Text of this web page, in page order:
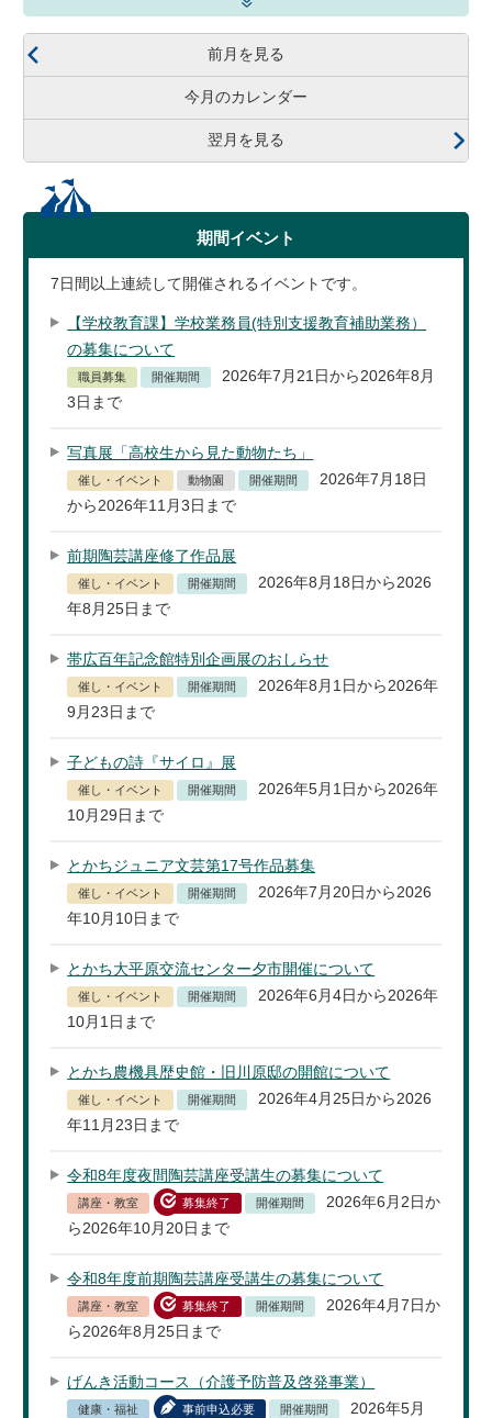
前月を見る
今月のカレンダー
翌月を見る
期間イベント
7 日間以上連続して開催されるイベントです。
【学校教育課】学校業務員(特別支援教育補助業務）
の募集について
職員募集 開催期間
2026年7月21日から2026年8月
3日まで
写真展「高校生から見た動物たち」
催し・イベント 動物園 開催期間
2026年7月18日
から2026年11月3日まで
前期陶芸講座修了作品展
催し・イベント 開催期間
2026年8月18日から2026
年8月25日まで
帯広百年記念館特別企画展のおしらせ
催し・イベント 開催期間
2026年8月1日から2026年
9月23日まで
子どもの詩『サイロ』展
催し・イベント 開催期間
2026年5月1日から2026年
10月29日まで
とかちジュニア文芸第17号作品募集
催し・イベント 開催期間
2026年7月20日から2026
年10月10日まで
とかち大平原交流センター夕市開催について
催し・イベント 開催期間
2026年6月4日から2026年
10月1日まで
とかち農機具歴史館・旧川原邸の開館について
催し・イベント 開催期間
2026年4月25日から2026
年11月23日まで
令和8年度夜間陶芸講座受講生の募集について
講座・教室 募集終了 開催期間
2026年6月2日か
ら2026年10月20日まで
令和8年度前期陶芸講座受講生の募集について
講座・教室 募集終了 開催期間
2026年4月7日か
ら2026年8月25日まで
げんき活動コース（介護予防普及啓発事業）
健康・福祉 事前申込必要 開催期間
2026年5月